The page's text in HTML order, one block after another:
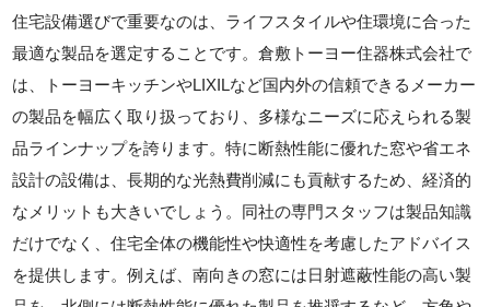
住宅設備選びで重要なのは、ライフスタイルや住環境に合った
最適な製品を選定することです。倉敷トーヨー住器株式会社で
は、トーヨーキッチンやLIXILなど国内外の信頼できるメーカー
の製品を幅広く取り扱っており、多様なニーズに応えられる製
品ラインナップを誇ります。特に断熱性能に優れた窓や省エネ
設計の設備は、長期的な光熱費削減にも貢献するため、経済的
なメリットも大きいでしょう。同社の専門スタッフは製品知識
だけでなく、住宅全体の機能性や快適性を考慮したアドバイス
を提供します。例えば、南向きの窓には日射遮蔽性能の高い製